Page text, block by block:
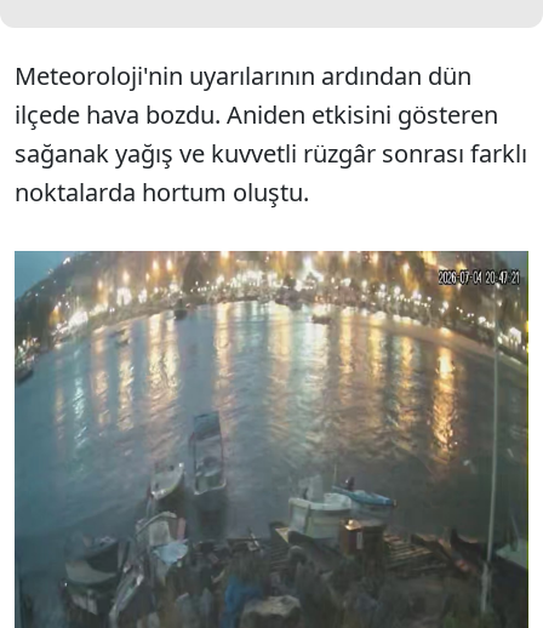
Meteoroloji'nin uyarılarının ardından dün
ilçede hava bozdu. Aniden etkisini gösteren
sağanak yağış ve kuvvetli rüzgâr sonrası farklı
noktalarda hortum oluştu.